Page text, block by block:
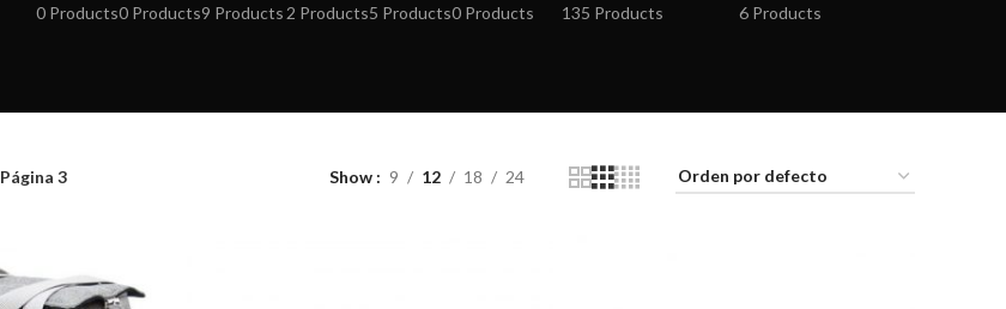
0 Products0 Products9 Products 2 Products5 Products0 Products
135 Products
6 Products
Página 3 Show 9 12 18 24